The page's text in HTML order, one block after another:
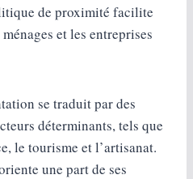
de proximité facilite
et les entreprises
se traduit par des
déterminants, tels que
le tourisme et l’artisanat.
une part de ses